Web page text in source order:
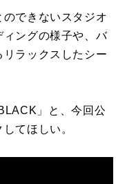
できないスタジオ
ングの様子や、バ
ラックスしたシー
」と、今回公
てほしい。